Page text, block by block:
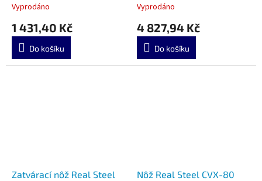
Vyprodáno
1 431,40 Kč
Do košíku
Vyprodáno
4 827,94 Kč
Do košíku
Zatvárací nôž Real Steel
Nôž Real Steel CVX-80